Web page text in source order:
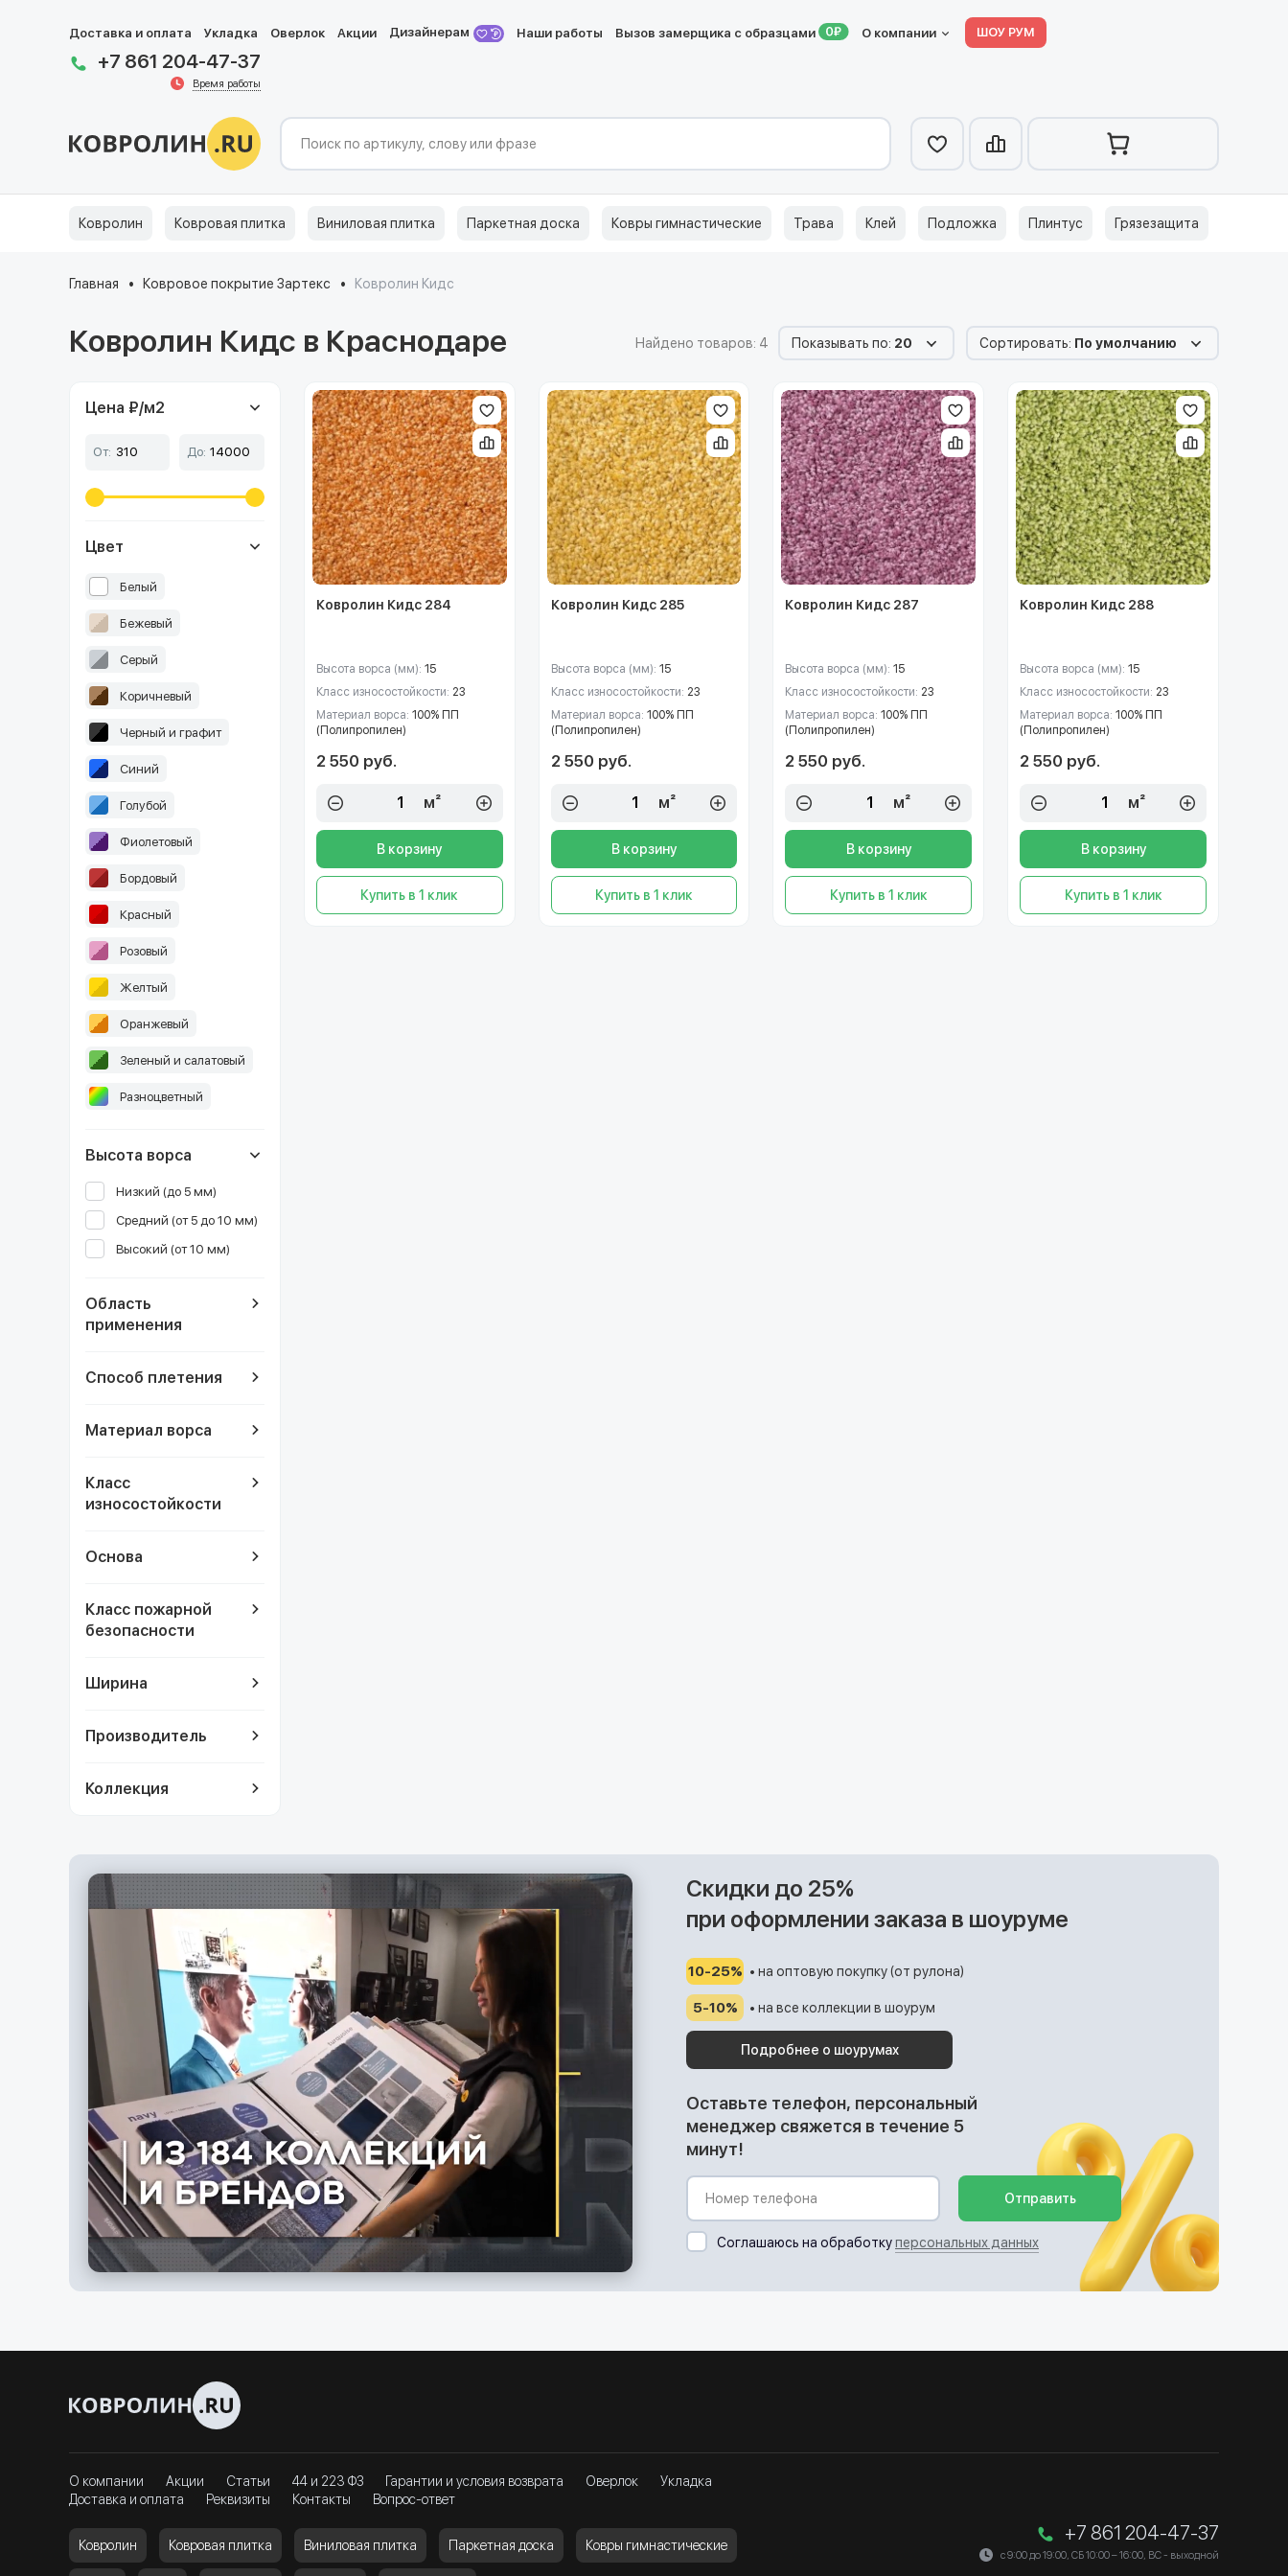
Доставка и оплата Укладка Оверлок Акции Дизайнерам Наши работы Вызов замерщика с образцами О компании ШОУ РУМ
+7 861 204-47-37
Время работы
Ковролин Ковровая плитка Виниловая плитка Паркетная доска Ковры гимнастические Трава Клей Подложка Плинтус Грязезащита
Главная Ковровое покрытие Зартекс Ковролин Кидс
Ковролин Кидс в Краснодаре Найдено товаров: 4 Показывать по: 20 Сортировать: По умолчанию
Цена ₽/м2
От: До:
Цвет
Белый
Бежевый
Серый
Коричневый
Черный и графит
Синий
Голубой
Фиолетовый
Бордовый
Красный
Розовый
Желтый
Оранжевый
Зеленый и салатовый
Разноцветный
Высота ворса
Низкий (до 5 мм)
Средний (от 5 до 10 мм)
Высокий (от 10 мм)
Область
применения
Способ плетения
Материал ворса
Класс
износостойкости
Основа
Класс пожарной
безопасности
Ширина
Производитель
Коллекция
Ковролин Кидс 284
Высота ворса (мм): 15
Класс износостойкости: 23
Материал ворса: 100% ПП
(Полипропилен)
2 550 руб.
м²
В корзину
Купить в 1 клик
Ковролин Кидс 285
Высота ворса (мм): 15
Класс износостойкости: 23
Материал ворса: 100% ПП
(Полипропилен)
2 550 руб.
м²
В корзину
Купить в 1 клик
Ковролин Кидс 287
Высота ворса (мм):15
Класс износостойкости: 23
Материал ворса:100% ПП
(Полипропилен)
2 550 руб.
м²
В корзину
Купить в 1 клик
Ковролин Кидс 288
Высота ворса (мм):15
Класс износостойкости: 23
Материал ворса:100% ПП
(Полипропилен)
2 550 руб.
м²
В корзину
Купить в 1 клик
Скидки до 25%
при оформлении заказа в шоуруме
10-25% • на оптовую покупку (от рулона)
5-10% • на все коллекции в шоурум
Подробнее о шоурумах
Оставьте телефон, персональный
менеджер свяжется в течение 5
минут!
Отправить
Соглашаюсь на обработкуперсональных данных
О компании Акции Статьи 44 и 223 ФЗ Гарантии и условия возврата Оверлок
Укладка
Доставка и оплата
Реквизиты Контакты Вопрос-ответ
Ковролин Ковровая плитка Виниловая плитка Паркетная доска Ковры гимнастические
+7 861 204-47-37
с 9:00 до 19:00, СБ 10:00 – 16:00, ВС - выходной